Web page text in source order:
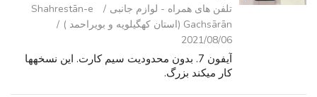
تلفن ‌های همراه - لوازم جانبی
Shahrestān-e
Gachsārān (استان کهگیلویه و بویراحمد )
2021/08/06
آیفون 7. بدون محدودیت سیم کارت. این نسخهها
کار میکند بزرگ.